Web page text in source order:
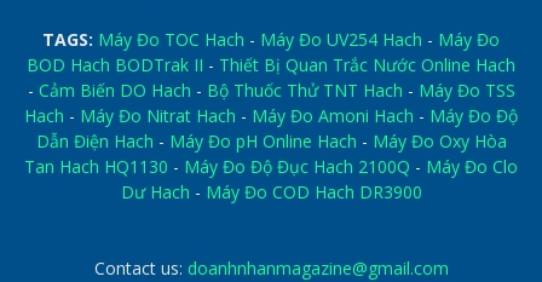
TAGS: Máy Đo TOC Hach - Máy Đo UV254 Hach - Máy Đo
BOD Hach BODTrak II - Thiết Bị Quan Trắc Nước Online Hach
- Cảm Biến DO Hach - Bộ Thuốc Thử TNT Hach - Máy Đo TSS
Hach - Máy Đo Nitrat Hach - Máy Đo Amoni Hach - Máy Đo Độ
Dẫn Điện Hach - Máy Đo pH Online Hach - Máy Đo Oxy Hòa
Tan Hach HQ1130 - Máy Đo Độ Đục Hach 2100Q - Máy Đo Clo
Dư Hach - Máy Đo COD Hach DR3900
Contact us: doanhnhanmagazine@gmail.com